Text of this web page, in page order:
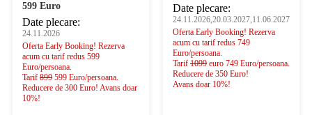
599 Euro
Date plecare:
24.11.2026
Oferta Early Booking! Rezerva
acum cu tarif redus 599
Euro/persoana.
Tarif 899 599 Euro/persoana.
Reducere de 300 Euro! Avans doar
10%!
Date plecare:
24.11.2026,20.03.2027,11.06.2027
Oferta Early Booking! Rezerva
acum cu tarif redus 749
Euro/persoana.
Tarif 1099 euro 749 Euro/persoana.
Reducere de 350 Euro!
Avans doar 10%!